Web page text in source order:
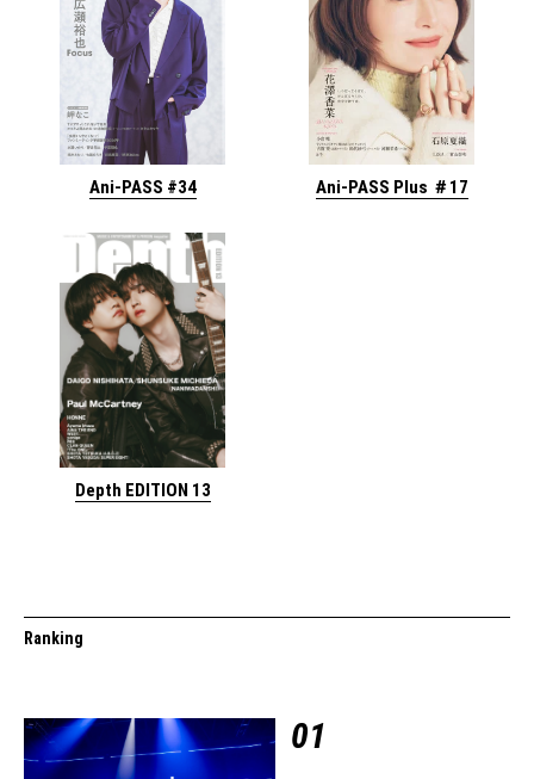
Ani-PASS #34 Ani-PASS Plus ＃17
Depth EDITION 13
Ranking
01